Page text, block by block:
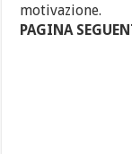
motivazione.
PAGINA